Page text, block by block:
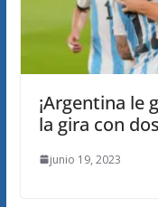
¡Argentina le
la gira con
junio 19, 2023